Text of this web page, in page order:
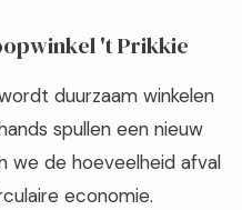
't Prikkie
duurzaam winkelen
spullen een nieuw
we de hoeveelheid afval
economie.